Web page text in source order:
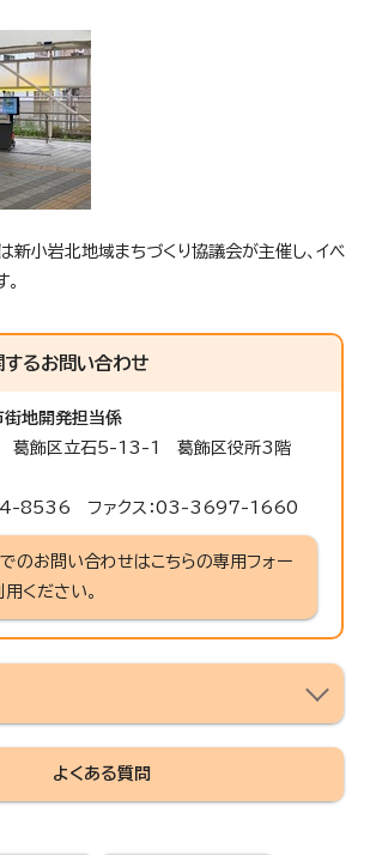
小岩北地域まちづくり協議会が主催し、イベ
するお問い合わせ
街地開発担当係
飾区立石5-13-1 葛飾区役所3階
8536 ファクス：03-3697-1660
のお問い合わせはこちらの専用フォー
ください。
よくある質問